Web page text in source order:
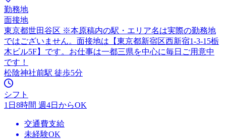
勤務地
面接地
東京都世田谷区 ※本原稿内の駅・エリア名は実際の勤務地
ではございません。面接地は【東京都新宿区西新宿1-3-15栃
木ビル5F】です。お仕事は一都三県を中心に毎日ご用意中
です！
松陰神社前駅 徒歩5分
シフト
1日8時間 週4日からOK
交通費支給
未経験OK